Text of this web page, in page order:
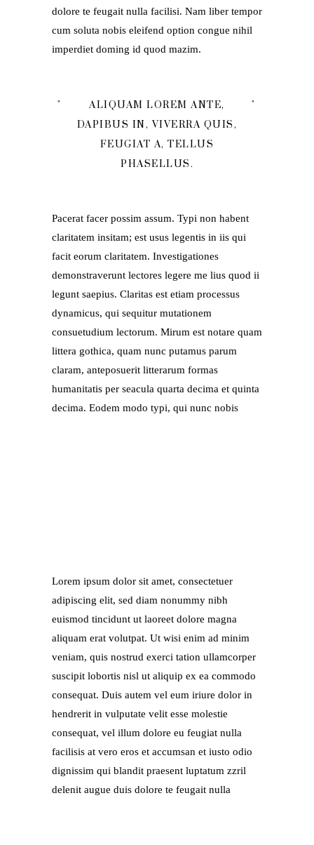
dolore te feugait nulla facilisi. Nam liber tempor
cum soluta nobis eleifend option congue nihil
imperdiet doming id quod mazim.
ALIQUAM LOREM ANTE,
DAPIBUS IN, VIVERRA QUIS,
FEUGIAT A, TELLUS
PHASELLUS.
Pacerat facer possim assum. Typi non habent
claritatem insitam; est usus legentis in iis qui
facit eorum claritatem. Investigationes
demonstraverunt lectores legere me lius quod ii
legunt saepius. Claritas est etiam processus
dynamicus, qui sequitur mutationem
consuetudium lectorum. Mirum est notare quam
littera gothica, quam nunc putamus parum
claram, anteposuerit litterarum formas
humanitatis per seacula quarta decima et quinta
decima. Eodem modo typi, qui nunc nobis
Lorem ipsum dolor sit amet, consectetuer
adipiscing elit, sed diam nonummy nibh
euismod tincidunt ut laoreet dolore magna
aliquam erat volutpat. Ut wisi enim ad minim
veniam, quis nostrud exerci tation ullamcorper
suscipit lobortis nisl ut aliquip ex ea commodo
consequat. Duis autem vel eum iriure dolor in
hendrerit in vulputate velit esse molestie
consequat, vel illum dolore eu feugiat nulla
facilisis at vero eros et accumsan et iusto odio
dignissim qui blandit praesent luptatum zzril
delenit augue duis dolore te feugait nulla